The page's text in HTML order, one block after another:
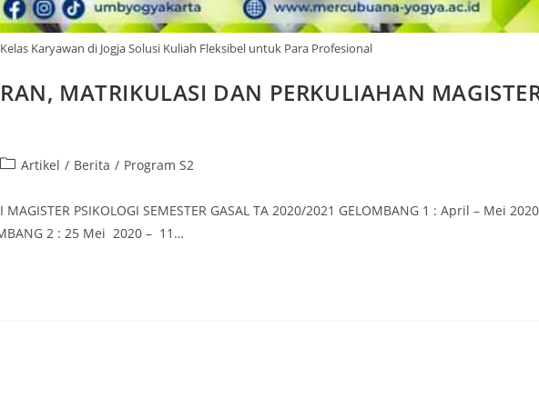
Karyawan di Jogja Solusi Kuliah Fleksibel untuk Para Profesional
MATRIKULASI DAN PERKULIAHAN
PostArtikel / Berita / Program S2
MAGISTER PSIKOLOGI SEMESTER GASAL TA 2020/2021 GELOMBANG 1 : April – Mei 2020
2 : 25 Mei 2020 – 11…